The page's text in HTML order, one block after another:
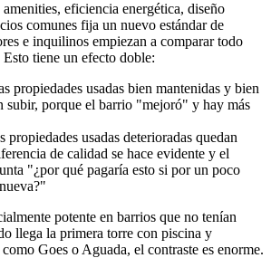
eficiencia energética, diseño
comunes fija un nuevo estándar de
e inquilinos empiezan a comparar todo
tiene un efecto doble:
propiedades usadas bien mantenidas y bien
subir, porque el barrio "mejoró" y hay más
propiedades usadas deterioradas quedan
de calidad se hace evidente y el
"¿por qué pagaría esto si por un poco
potente en barrios que no tenían
llega la primera torre con piscina y
Goes o Aguada, el contraste es enorme.